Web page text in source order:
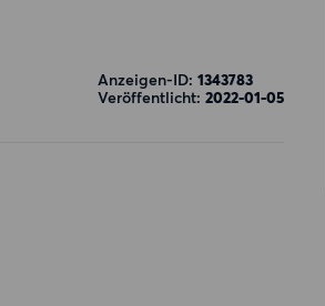
Anzeigen-ID: 1343783
Veröffentlicht: 2022-01-05